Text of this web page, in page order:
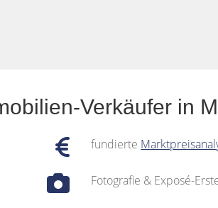
Verkäufer in
fundierte
Fotografie & Exposé-